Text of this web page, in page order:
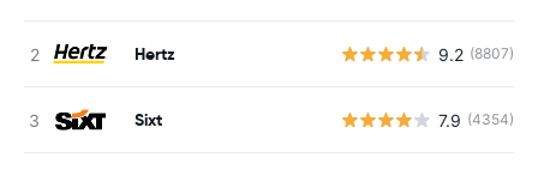
Hertz 9.2 (8807)
Sixt 7.9 (4354)